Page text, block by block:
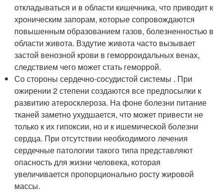
откладываться и в области кишечника, что приводит к
хроническим запорам, которые сопровождаются
повышенным образованием газов, болезненностью в
области живота. Вздутие живота часто вызывает
застой венозной крови в геморроидальных венах,
следствием чего может стать геморрой.
Со стороны сердечно-сосудистой системы . При
ожирении 2 степени создаются все предпосылки к
развитию атеросклероза. На фоне болезни питание
тканей заметно ухудшается, что может привести не
только к их гипоксии, но и к ишемической болезни
сердца. При отсутствии необходимого лечения
сердечные патологии такого типа представляют
опасность для жизни человека, которая
увеличивается пропорционально росту жировой
массы.